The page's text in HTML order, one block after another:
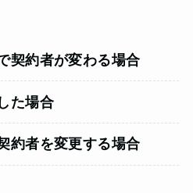
契約者が変わる場合
た場合
約者を変更する場合